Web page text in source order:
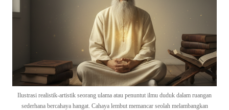
Ilustrasi realistik-artistik seorang ulama atau penuntut ilmu duduk dalam ruangan
sederhana bercahaya hangat. Cahaya lembut memancar seolah melambangkan